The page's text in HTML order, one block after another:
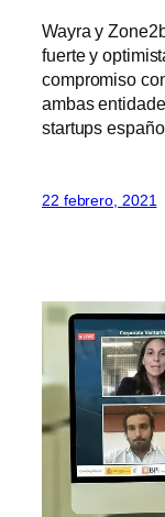
Wayra y
fuerte y
compromiso
ambas
startups
22 febrero, 2021